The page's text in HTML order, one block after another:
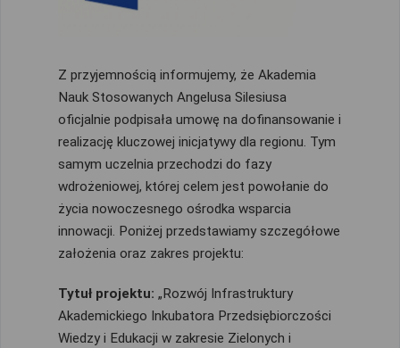
Z przyjemnością informujemy, że Akademia
Nauk Stosowanych Angelusa Silesiusa
oficjalnie podpisała umowę na dofinansowanie i
realizację kluczowej inicjatywy dla regionu. Tym
samym uczelnia przechodzi do fazy
wdrożeniowej, której celem jest powołanie do
życia nowoczesnego ośrodka wsparcia
innowacji. Poniżej przedstawiamy szczegółowe
założenia oraz zakres projektu:
Tytuł projektu: „Rozwój Infrastruktury
Akademickiego Inkubatora Przedsiębiorczości
Wiedzy i Edukacji w zakresie Zielonych i